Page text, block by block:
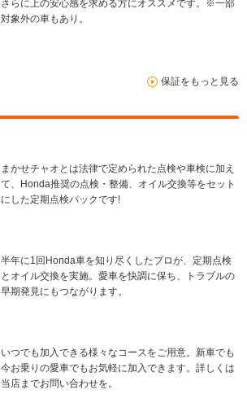
さらに上の安心感を求める方にオススメです。※一部
対象外の車もあり。
保証をもっと見る
まかせチャオとは法律で定められた点検や車検に加え
て、Honda推奨の点検・整備、オイル交換等をセット
にした定期点検パックです!
半年に1回Honda車を知り尽くしたプロが、定期点検
とオイル交換を実施。愛車を快調に保ち、トラブルの
早期発見にもつながります。
いつでも加入できる様々なコースをご用意。新車でも
今お乗りの愛車でもお気軽に加入できます。詳しくは
当店までお問い合わせを。